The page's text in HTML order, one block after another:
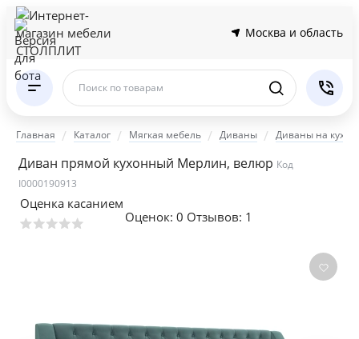
Москва и область
Поиск по товарам
Главная Каталог Мягкая мебель Диваны Диваны на кухню
Диван прямой кухонный Мерлин, велюр Код
I0000190913
Оценка касанием
Оценок: 0 Отзывов: 1